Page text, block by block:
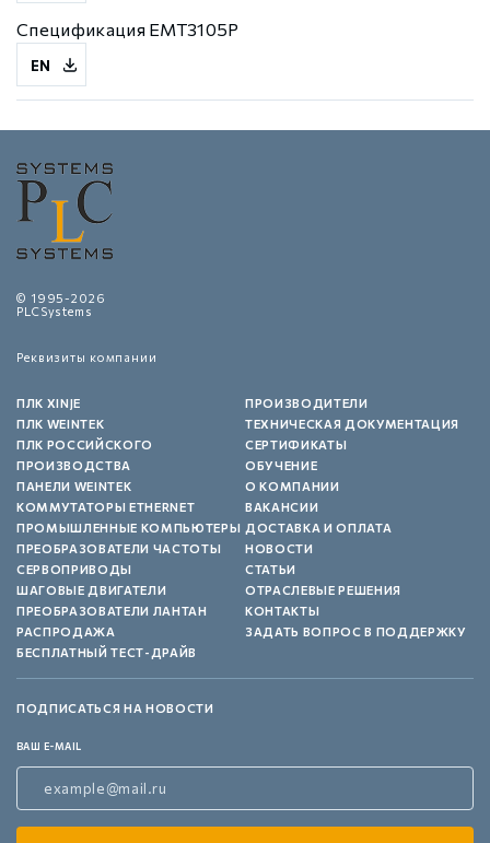
Спецификация EMT3105P
EN
© 1995-2026
PLCSystems
Реквизиты компании
ПЛК XINJE
ПЛК WEINTEK
ПЛК РОССИЙСКОГО
ПРОИЗВОДСТВА
ПАНЕЛИ WEINTEK
КОММУТАТОРЫ ETHERNET
ПРОМЫШЛЕННЫЕ КОМПЬЮТЕРЫ
ПРЕОБРАЗОВАТЕЛИ ЧАСТОТЫ
СЕРВОПРИВОДЫ
ШАГОВЫЕ ДВИГАТЕЛИ
ПРЕОБРАЗОВАТЕЛИ ЛАНТАН
РАСПРОДАЖА
БЕСПЛАТНЫЙ ТЕСТ-ДРАЙВ
ПРОИЗВОДИТЕЛИ
ТЕХНИЧЕСКАЯ ДОКУМЕНТАЦИЯ
СЕРТИФИКАТЫ
ОБУЧЕНИЕ
О КОМПАНИИ
ВАКАНСИИ
ДОСТАВКА И ОПЛАТА
НОВОСТИ
СТАТЬИ
ОТРАСЛЕВЫЕ РЕШЕНИЯ
КОНТАКТЫ
ЗАДАТЬ ВОПРОС В ПОДДЕРЖКУ
ПОДПИСАТЬСЯ НА НОВОСТИ
ВАШ E-MAIL